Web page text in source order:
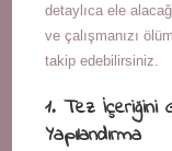
detaylıca ele
ve çalışmanızı
takip edebilirsiniz.
1. Tez İçeriğini
Yapılandırma